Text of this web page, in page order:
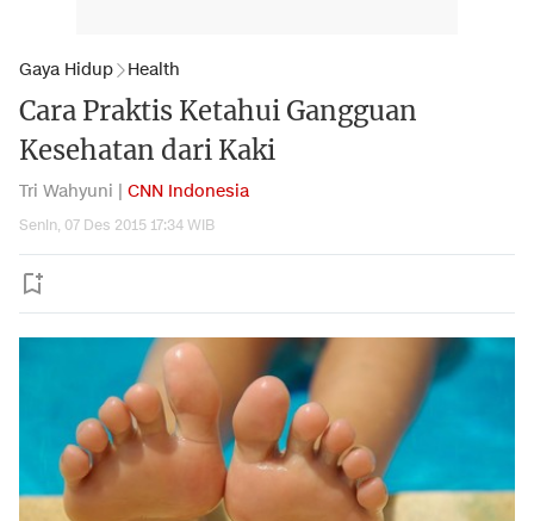
Gaya Hidup Health
Cara Praktis Ketahui Gangguan
Kesehatan dari Kaki
Tri Wahyuni | CNN Indonesia
Senin, 07 Des 2015 17:34 WIB